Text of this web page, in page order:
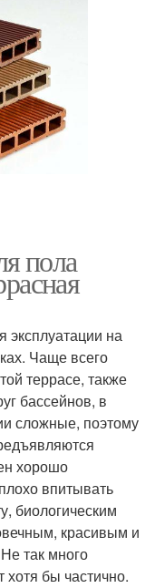
пола
эксплуатации на
Чаще всего
террасе, также
бассейнов, в
сложные, поэтому
хорошо
впитывать
биологическим
красивым и
так много
хотя бы частично.